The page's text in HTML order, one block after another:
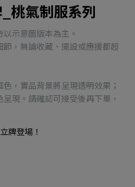
桃氣制服系列
示意圖版本為主。
，無論收藏、擺設或應援都超
，實品背景將呈現透明效果；
現。請確認可接受後再下單，
牌登場！